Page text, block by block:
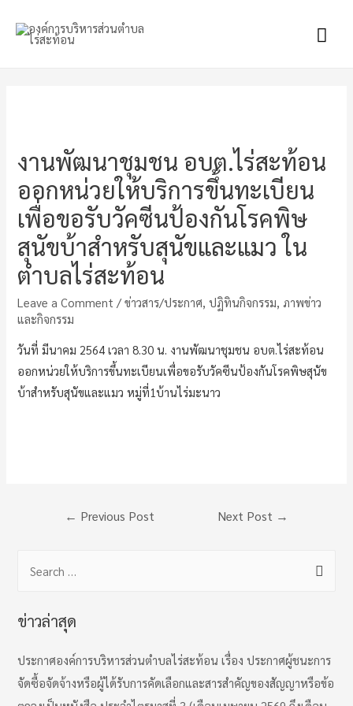
งานพัฒนาชุมชน อบต.ไร่สะท้อน
ออกหน่วยให้บริการขึ้นทะเบียน
เพื่อขอรับวัคซีนป้องกันโรคพิษ
สุนัขบ้าสำหรับสุนัขและแมว ใน
ตำบลไร่สะท้อน
Leave a Comment /ข่าวสาร/ประกาศ,ปฏิทินกิจกรรม,ภาพข่าว
และกิจกรรม
วันที่ มีนาคม 2564 เวลา 8.30 น. งานพัฒนาชุมชน อบต.ไร่สะท้อน
ออกหน่วยให้บริการขึ้นทะเบียนเพื่อขอรับวัคซีนป้องกันโรคพิษสุนัข
บ้าสำหรับสุนัขและแมว หมู่ที่1บ้านไร่มะนาว
Post
← Previous Post Next Post →
r
h
ข่าวล่าสุด
ประกาศองค์การบริหารส่วนตำบลไร่สะท้อน เรื่อง ประกาศผู้ชนะการ
จัดซื้อจัดจ้างหรือผู้ได้รับการคัดเลือกและสารสำคัญของสัญญาหรือข้อ